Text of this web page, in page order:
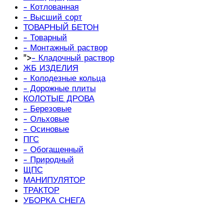
- Котлованная
- Высший сорт
ТОВАРНЫЙ БЕТОН
- Товарный
- Монтажный раствор
">- Кладочный раствор
ЖБ ИЗДЕЛИЯ
- Колодезные кольца
- Дорожные плиты
КОЛОТЫЕ ДРОВА
- Березовые
- Ольховые
- Осиновые
ПГС
- Обогащенный
- Природный
ЩПС
МАНИПУЛЯТОР
ТРАКТОР
УБОРКА СНЕГА